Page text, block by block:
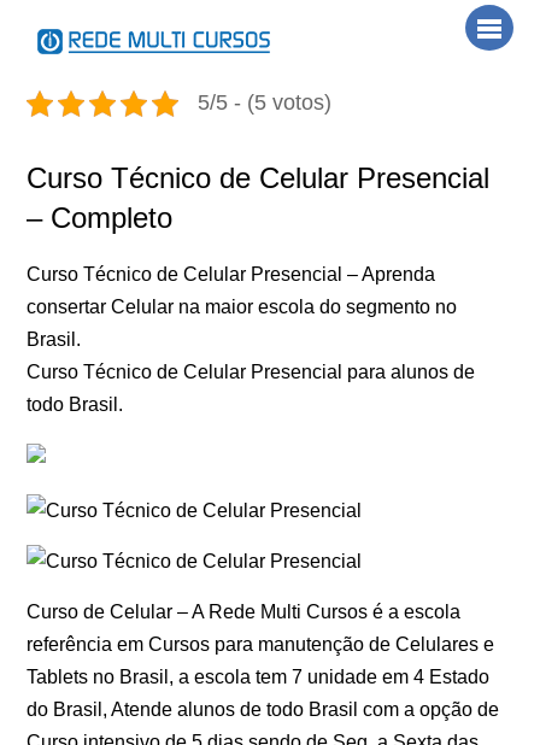
5/5 - (5 votos)
Curso Técnico de Celular Presencial
– Completo
Curso Técnico de Celular Presencial – Aprenda
consertar Celular na maior escola do segmento no
Brasil.
Curso Técnico de Celular Presencial para alunos de
todo Brasil.
Curso de Celular – A Rede Multi Cursos é a escola
referência em Cursos para manutenção de Celulares e
Tablets no Brasil, a escola tem 7 unidade em 4 Estado
do Brasil, Atende alunos de todo Brasil com a opção de